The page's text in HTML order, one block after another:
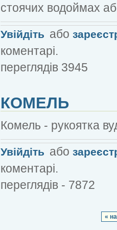
стоячих водоймах
Увійдіть або
коментарі.
переглядів 3945
КОМЕЛЬ
Комель - рукоятка
Увійдіть або
коментарі.
переглядів - 7872
«